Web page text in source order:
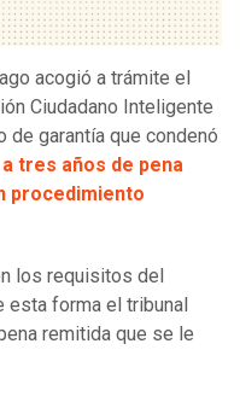
acogió a trámite el
Ciudadano Inteligente
de garantía que condenó
a tres años de pena
procedimiento
los requisitos del
forma el tribunal
remitida que se le